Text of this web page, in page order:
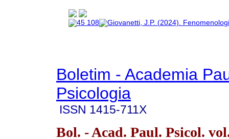
Boletim - Academia
Psicologia
ISSN 1415-711X
Bol. - Acad. Paul. Psicol.